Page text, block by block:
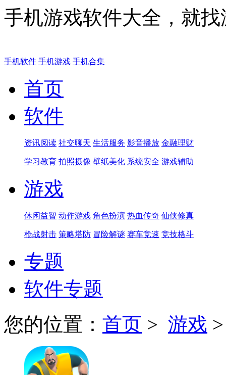
手机游戏软件大全，就
手机软件 手机游戏 手机合集
首页
软件
资讯阅读 社交聊天 生活服务 影音播放 金融理财
学习教育 拍照摄像 壁纸美化 系统安全 游戏辅助
游戏
休闲益智 动作游戏 角色扮演 热血传奇 仙侠修真
枪战射击 策略塔防 冒险解谜 赛车竞速 竞技格斗
专题
软件专题
您的位置： 首页 > 游戏